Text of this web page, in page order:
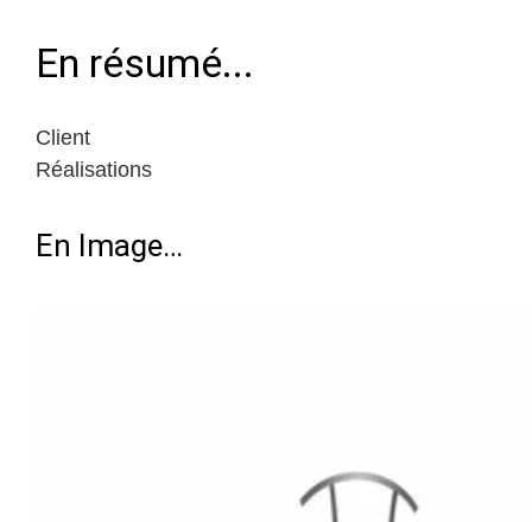
En résumé...
Client
Réalisations
En Image…